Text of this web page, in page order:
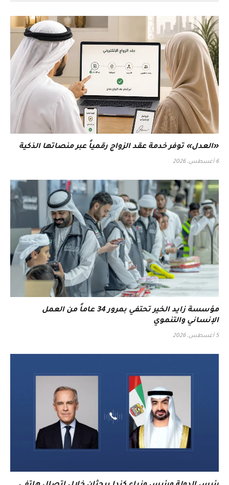
«العدل» توفر خدمة عقد الزواج رقمياً عبر منصاتها الذكية
6 أغسطس، 2026
مؤسسة زايد الخير تحتفي بمرور 34 عاماً من العمل
الإنساني والتنموي
5 أغسطس، 2026